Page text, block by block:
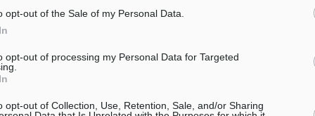
opt-out of the Sale of my Personal Data.
opt-out of processing my Personal Data for Targeted
opt-out of Collection, Use, Retention, Sale, and/or Sharing
και Γεράσιμος
στην Κω αύριο
παραστάσεων
αυτοδυναμία ο Κυριάκος
Μητσοτάκης στο «Πρώτο ΘΕΜΑ»